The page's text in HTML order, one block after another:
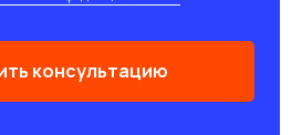
консультацию